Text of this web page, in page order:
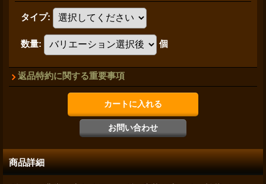
タイプ:
数量: 個
返品特約に関する重要事項
商品詳細